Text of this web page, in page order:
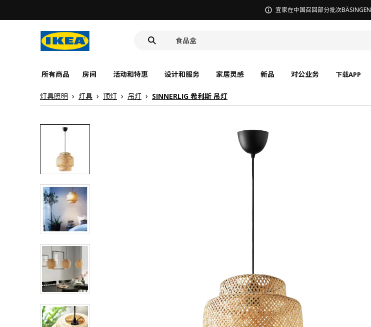
无锡商场发票事宜沟通
靠垫套
食品盒
所有商品 房间 活动和特惠 设计和服务 家居灵感 新品 对公业务 下载APP
灯具照明 灯具 顶灯 吊灯 SINNERLIG 希利斯 吊灯